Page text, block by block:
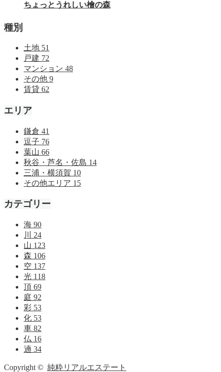
ちょっとうれしい檜の森
種別
土地 51
戸建 72
マンション 48
その他 9
賃貸 62
エリア
鎌倉 41
逗子 76
葉山 66
秋谷・芦名・佐島 14
三浦・横須賀 10
その他エリア 15
カテゴリー
海 90
川 24
山 123
森 106
空 137
光 118
頂 69
庭 92
彩 53
化 53
車 82
仏 16
遖 34
Copyright © 純粋リアルエステート